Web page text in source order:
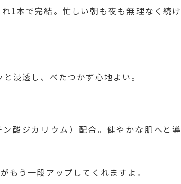
1本で完結。忙しい朝も夜も無理なく続け
浸透し、べたつかず心地よい。
酸ジカリウム）配合。健やかな肌へと導
もう一段アップしてくれますよ。